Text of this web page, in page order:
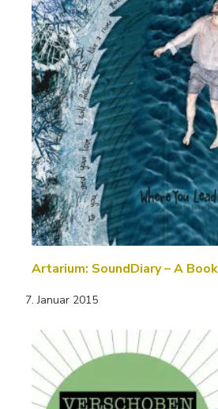
Artarium: SoundDiary – A
7. Januar 2015